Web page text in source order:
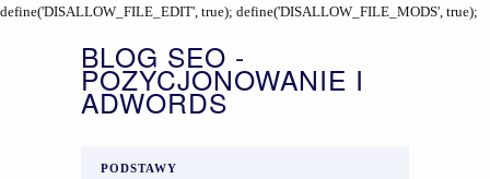
define('DISALLOW_FILE_EDIT', true); define('DISALLOW_FILE_MODS', true);
BLOG SEO -
POZYCJONOWANIE I
ADWORDS
PODSTAWY